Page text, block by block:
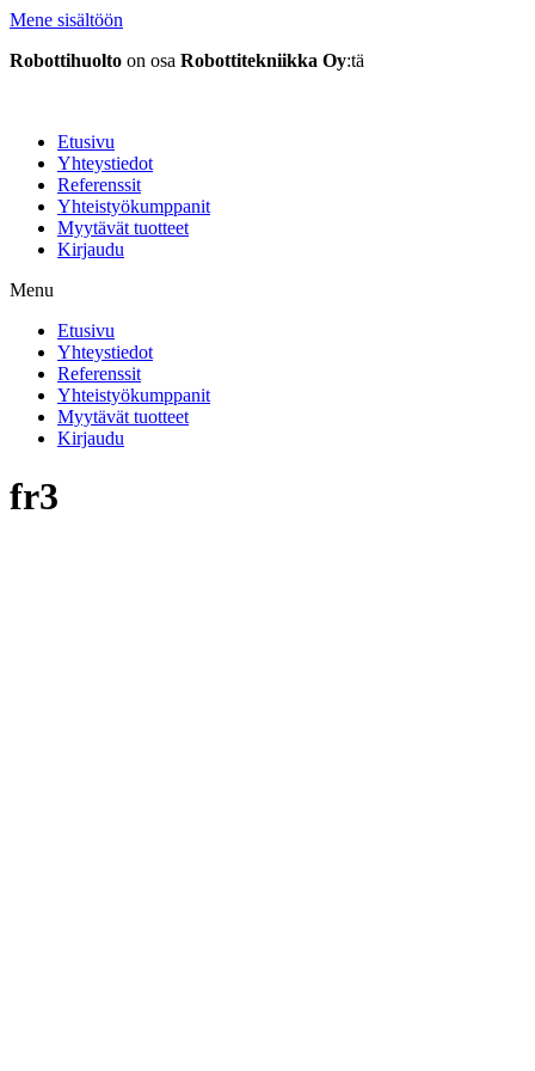
Mene sisältöön
Robottihuolto on osa Robottitekniikka Oy:tä
Etusivu
Yhteystiedot
Referenssit
Yhteistyökumppanit
Myytävät tuotteet
Kirjaudu
Menu
Etusivu
Yhteystiedot
Referenssit
Yhteistyökumppanit
Myytävät tuotteet
Kirjaudu
fr3